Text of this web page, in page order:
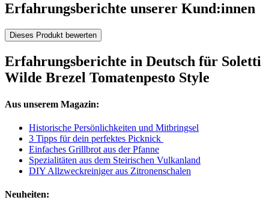
Erfahrungsberichte unserer Kund:innen
Dieses Produkt bewerten
Erfahrungsberichte in Deutsch für Soletti
Wilde Brezel Tomatenpesto Style
Aus unserem Magazin:
Historische Persönlichkeiten und Mitbringsel
3 Tipps für dein perfektes Picknick
Einfaches Grillbrot aus der Pfanne
Spezialitäten aus dem Steirischen Vulkanland
DIY Allzweckreiniger aus Zitronenschalen
Neuheiten: